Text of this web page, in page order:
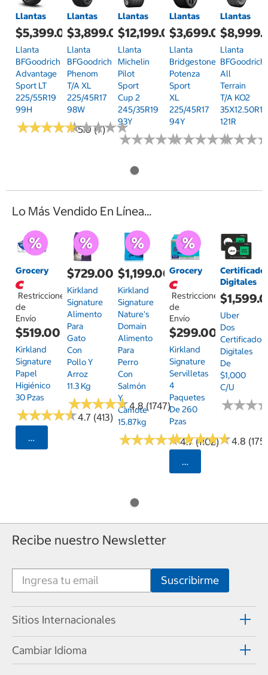
Llantas
$5,399.00
Llanta
BFGoodrich
Advantage
Sport LT
225/55R19
99H
★★★★★
★★★★★5.0 (7)
Llantas
$3,899.00
Llanta
BFGoodrich
Phenom
T/A XL
225/45R17
98W
★★★★★
★★★★★
Llantas
$12,199.00
Llanta
Michelin
Pilot
Sport
Cup 2
245/35R19
93Y
★★★★★
★★★★★
Llantas
$3,699.00
Llanta
Bridgestone
Potenza
Sport
XL
225/45R17
94Y
★★★★★
★★★★★
Llantas
Llanta
BFGoodrich
All
Terrain
T/A KO2
35X12.50R17
121R
★★★
★★★
Lo Más Vendido En Línea...
Grocery
Restricciones
de
Envío
$519.00
Kirkland
Signature
Papel
Higiénico
30 Pzas
★★★★★
★★★★★4.7 (413)
Seleccionar Código Postal
$729.00
Kirkland
Signature
Alimento
Para
Gato
Con
Pollo Y
Arroz
11.3 Kg
★★★★★
★★★★★4.8 (1747)
$1,199.00
Kirkland
Signature
Nature's
Domain
Alimento
Para
Perro
Con
Salmón
Y
Camote
15.87kg
★★★★★
★★★★★4.7 (1102)
Grocery
Restricciones
de
Envío
$299.00
Kirkland
Signature
Servilletas
4
Paquetes
De 260
Pzas
★★★★★
★★★★★4.8 (175)
Seleccionar
Digitales
Uber
Dos
Certificados
Digitales
De
$1,000
C/u
★★★
★★★
Recibe nuestro Newsletter
Sitios Internacionales
Cambiar Idioma